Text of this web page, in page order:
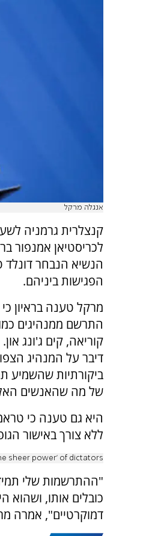
אנגלה מרקל
קנצלרית גרמניה
לכריסטיאן אמנפור
הנשיא הנבחר
הפגישות ביניהם.
מרקל טענה בראיון
התרשם ממנהיגים כמו
קוריאה, קים ג'ונג
דיבר על המנהיג
ביקורתיות שהשמיע
של מה שהאנשים
היא גם טענה כי
ללא צורך באישור
sheer power’ of dictators
"ההתרשמות שלי
כובלים אותו, ושהוא
דמוקרטיים", אמרה